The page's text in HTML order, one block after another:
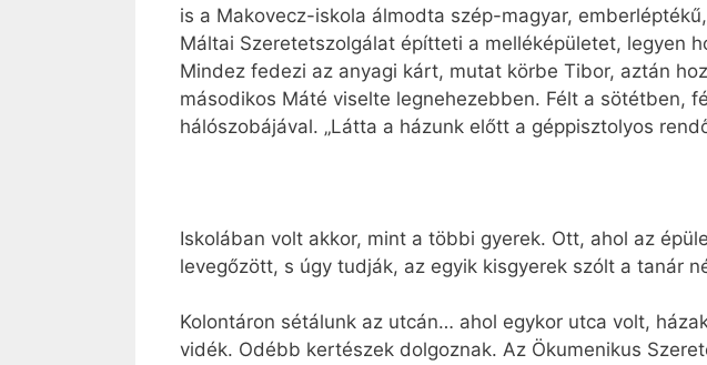
is a Makovecz-iskola álmodta szép-magyar,
Máltai Szeretetszolgálat építteti a melléképületet, legyen
Mindez fedezi az anyagi kárt, mutat körbe Tibor, aztán
másodikos Máté viselte legnehezebben. Félt a sötétben,
hálószobájával. „Látta a házunk előtt a géppisztolyos
Iskolában volt akkor, mint a többi gyerek. Ott, ahol az
levegőzött, s úgy tudják, az egyik kisgyerek szólt a tanár
Kolontáron sétálunk az utcán… ahol egykor utca volt,
vidék. Odébb kertészek dolgoznak. Az Ökumenikus